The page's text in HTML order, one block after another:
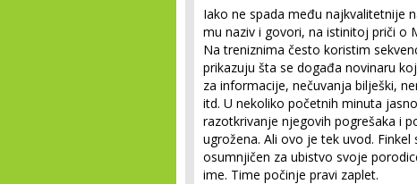
Iako ne spada među najkvalitetnije
mu naziv i govori, na istinitoj priči o
Na treniznima često koristim
prikazuju šta se događa novinaru
za informacije, nečuvanja bilješki,
itd. U nekoliko početnih minuta
razotkrivanje njegovih pogrešaka i
ugrožena. Ali ovo je tek uvod.
osumnjičen za ubistvo svoje
ime. Time počinje pravi zaplet.